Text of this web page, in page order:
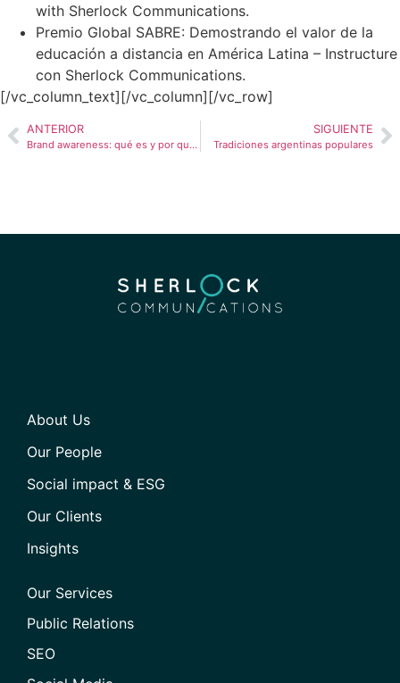
with Sherlock Communications.
Premio Global SABRE: Demostrando el valor de la
educación a distancia en América Latina – Instructure
con Sherlock Communications.
[/vc_column_text][/vc_column][/vc_row]
ANTERIOR
Brand awareness: qué es y por qué es importante?
SIGUIENTE
Tradiciones argentinas populares
About Us
Our People
Social impact & ESG
Our Clients
Insights
Our Services
Public Relations
SEO